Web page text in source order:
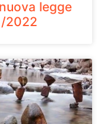
legge
2022